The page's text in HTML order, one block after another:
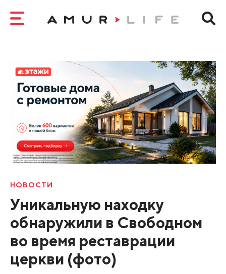
НОВОСТИ
Уникальную находку
обнаружили в Свободном
во время реставрации
церкви (фото)